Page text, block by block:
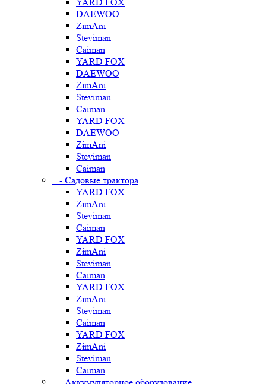
DAEWOO
ZimAni
Steviman
Caiman
YARD FOX
DAEWOO
ZimAni
Steviman
Caiman
YARD FOX
DAEWOO
ZimAni
Steviman
Caiman
- Садовые трактора
YARD FOX
ZimAni
Steviman
Caiman
YARD FOX
ZimAni
Steviman
Caiman
YARD FOX
ZimAni
Steviman
Caiman
YARD FOX
ZimAni
Steviman
Caiman